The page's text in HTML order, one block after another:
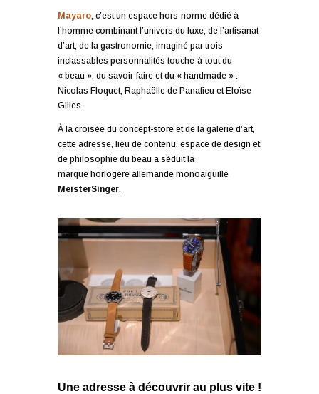
Mayaro, c’est un espace hors-norme dédié à
l’homme combinant l’univers du luxe, de l’artisanat
d’art, de la gastronomie, imaginé par trois
inclassables personnalités touche-à-tout du
« beau », du savoir-faire et du « handmade » :
Nicolas Floquet, Raphaëlle de Panafieu et Eloïse
Gilles.
À la croisée du concept-store et de la galerie d’art,
cette adresse, lieu de contenu, espace de design et
de philosophie du beau a séduit la
marque horlogère allemande monoaiguille
MeisterSinger.
Une adresse à découvrir au plus vite !